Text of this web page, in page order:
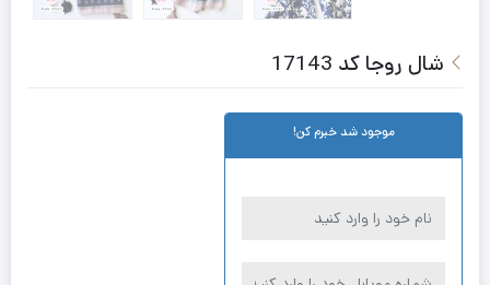
شال روجا کد 17143
موجود شد خبرم کن!